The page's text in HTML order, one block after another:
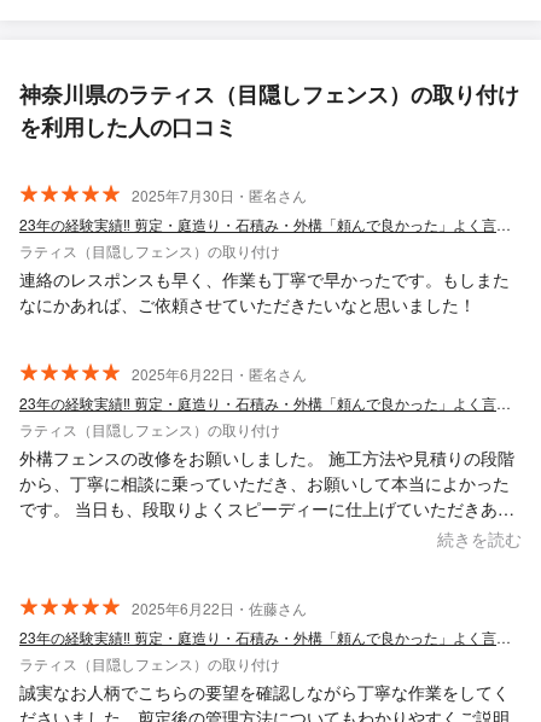
神奈川県のラティス（目隠しフェンス）の取り付け
を利用した人の口コミ
2025年7月30日・匿名さん
23年の経験実績‼︎ 剪定・庭造り・石積み・外構「頼んで良かった」よく言われます
ラティス（目隠しフェンス）の取り付け
連絡のレスポンスも早く、作業も丁寧で早かったです。もしまた
なにかあれば、ご依頼させていただきたいなと思いました！
2025年6月22日・匿名さん
23年の経験実績‼︎ 剪定・庭造り・石積み・外構「頼んで良かった」よく言われます
ラティス（目隠しフェンス）の取り付け
外構フェンスの改修をお願いしました。 施工方法や見積りの段階
から、丁寧に相談に乗っていただき、お願いして本当によかった
です。 当日も、段取りよくスピーディーに仕上げていただきあり
がとうございます。 また他の箇所もお願いしたいと思いました。
続きを読む
2025年6月22日・佐藤さん
23年の経験実績‼︎ 剪定・庭造り・石積み・外構「頼んで良かった」よく言われます
ラティス（目隠しフェンス）の取り付け
誠実なお人柄でこちらの要望を確認しながら丁寧な作業をしてく
ださいました。剪定後の管理方法についてもわかりやすくご説明